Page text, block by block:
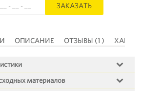
ЗАКАЗАТЬ
ОПИСАНИЕ ОТЗЫВЫ (1 )
материалов